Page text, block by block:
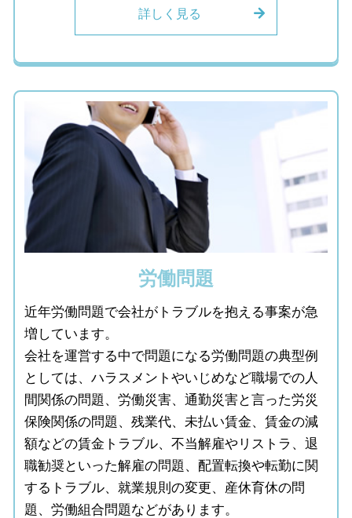
詳しく見る
労働問題
近年労働問題で会社がトラブルを抱える事案が急
増しています。
会社を運営する中で問題になる労働問題の典型例
としては、ハラスメントやいじめなど職場での人
間関係の問題、労働災害、通勤災害と言った労災
保険関係の問題、残業代、未払い賃金、賃金の減
額などの賃金トラブル、不当解雇やリストラ、退
職勧奨といった解雇の問題、配置転換や転勤に関
するトラブル、就業規則の変更、産休育休の問
題、労働組合問題などがあります。